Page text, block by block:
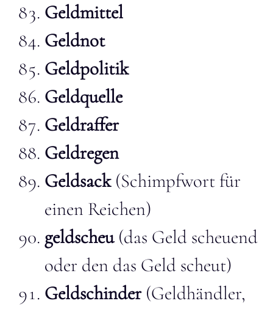
Geldmittel
Geldnot
Geldpolitik
Geldquelle
Geldraffer
Geldregen
Geldsack(Schimpfwort für
einen Reichen)
geldscheu(das Geld scheuend
oder den das Geld scheut)
Geldschinder(Geldhändler,